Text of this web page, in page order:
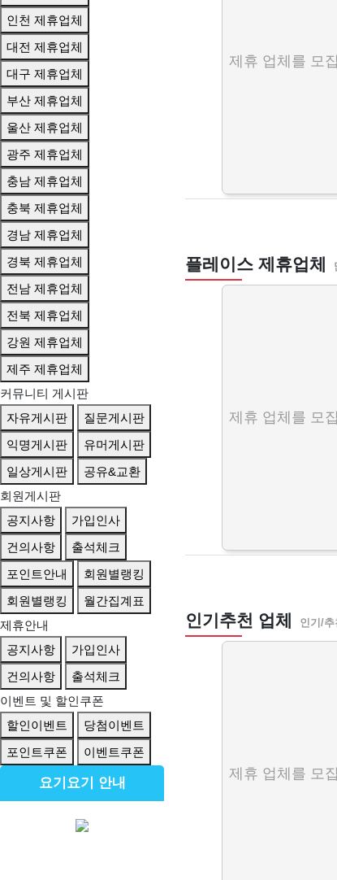
제휴 업체를 모
플레이스 제휴업체
제휴 업체를 모
인기추천 업체 인기/
제휴 업체를 모
인천 제휴업체
대전 제휴업체
대구 제휴업체
부산 제휴업체
울산 제휴업체
광주 제휴업체
충남 제휴업체
충북 제휴업체
경남 제휴업체
경북 제휴업체
전남 제휴업체
전북 제휴업체
강원 제휴업체
제주 제휴업체
커뮤니티 게시판
자유게시판
질문게시판
익명게시판
유머게시판
일상게시판
공유&교환
회원게시판
공지사항
가입인사
건의사항
출석체크
포인트안내
회원별랭킹
회원별랭킹
월간집계표
제휴안내
공지사항
가입인사
건의사항
출석체크
이벤트 및 할인쿠폰
할인이벤트
당첨이벤트
포인트쿠폰
이벤트쿠폰
요기요기 안내